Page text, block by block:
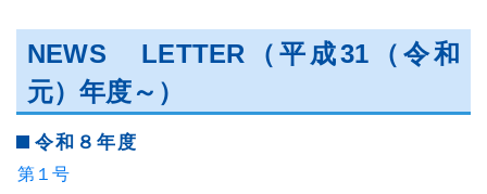
NEWS LETTER （平成31（令和
元）年度～）
令和８年度
第１号